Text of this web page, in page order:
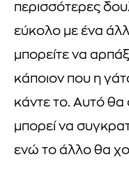
περισσότερες
εύκολο με ένα
μπορείτε να
κάποιον που η
κάντε το. Αυτό θα
μπορεί να
ενώ το άλλο θα